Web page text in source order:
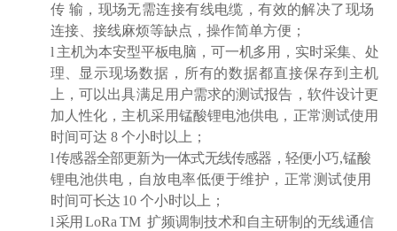
传 输，现场无需连接有线电缆，有效的解决了现场
连接、接线麻烦等缺点，操作简单方便；
l 主机为本安型平板电脑，可一机多用，实时采集、处
理、
显示现场数据，所有的数据都直接保存到主机
上，可以出具满足用户需求的测试报告，软件设计更
加人性化， 主机采用锰酸锂电池供电，正常测试使用
时间可达 8 个小时以上；
l传感器全部更新为一体式无线传感器，轻便小巧,锰酸
锂电池供电，自放电率低便于维护，正常测试使用
时间可长达 10 个小时以上；
l采用 LoRa TM 扩频调制技术和自主研制的无线通信